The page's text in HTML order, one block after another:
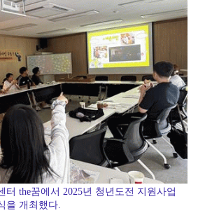
터 the꿈에서 2025년 청년도전 지원사업
을 개최했다.